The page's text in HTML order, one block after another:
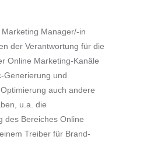
Manager/-in
der Verantwortung für die
Online Marketing-Kanäle
Generierung und
auch andere
u.a. die
des Bereiches Online
Treiber für Brand-